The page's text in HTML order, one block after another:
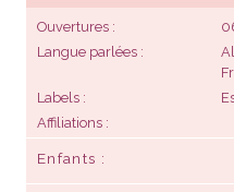
Ouvertures
Langue parlées
Labels
Affiliations
Enfants